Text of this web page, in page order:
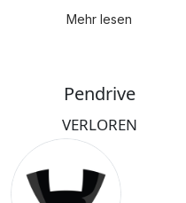
Mehr lesen
Pendrive
VERLOREN